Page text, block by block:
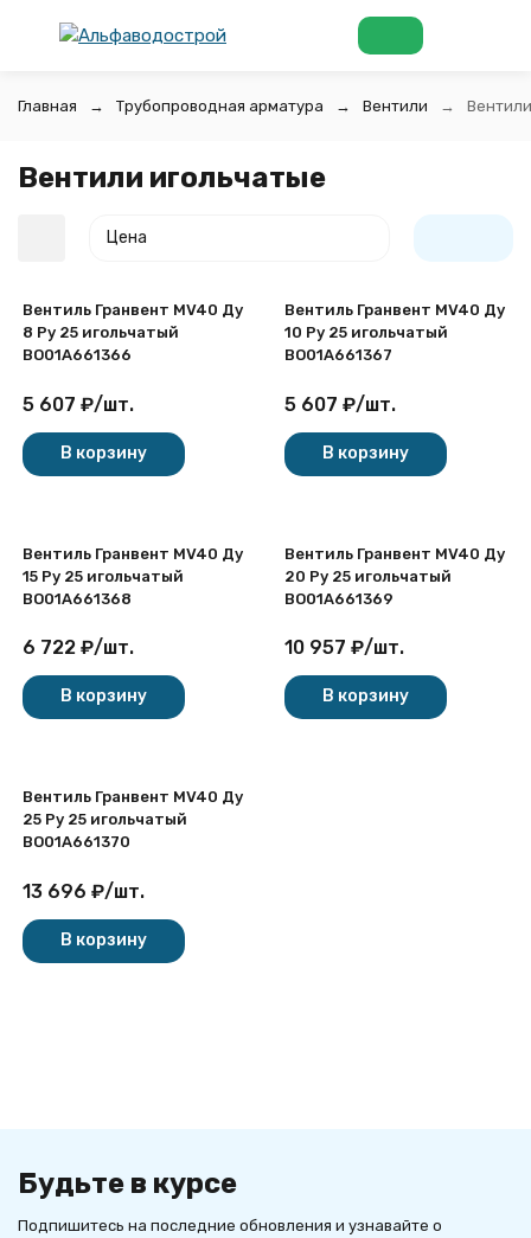
Главная Трубопроводная арматура Вентили
Вентили игольчатые
Цена
Вентиль Гранвент МV40 Ду
8 Ру 25 игольчатый
BO01A661366
5 607 ₽/шт.
В корзину
Вентиль Гранвент МV40 Ду
10 Ру 25 игольчатый
BO01A661367
5 607 ₽/шт.
В корзину
Вентиль Гранвент МV40 Ду
15 Ру 25 игольчатый
BO01A661368
6 722 ₽/шт.
В корзину
Вентиль Гранвент МV40 Ду
20 Ру 25 игольчатый
BO01A661369
10 957 ₽/шт.
В корзину
Вентиль Гранвент МV40 Ду
25 Ру 25 игольчатый
BO01A661370
13 696 ₽/шт.
В корзину
Будьте в курсе
Подпишитесь на последние обновления и узнавайте о